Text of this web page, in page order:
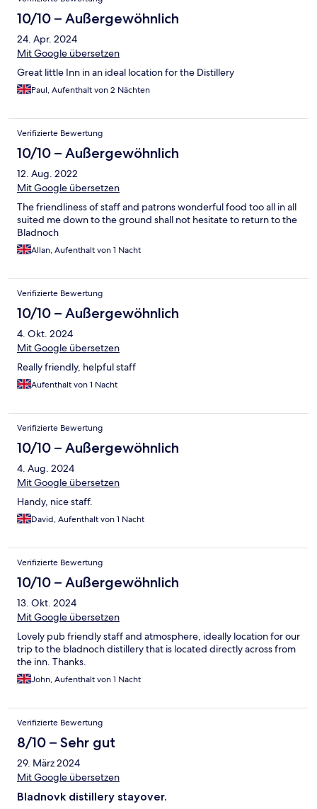
10/10 – Außergewöhnlich
24. Apr. 2024
Mit Google übersetzen
Great little Inn in an ideal location for the Distillery
Paul, Aufenthalt von 2 Nächten
Verifizierte Bewertung
10/10 – Außergewöhnlich
12. Aug. 2022
Mit Google übersetzen
The friendliness of staff and patrons wonderful food too all in all
suited me down to the ground shall not hesitate to return to the
Bladnoch
Allan, Aufenthalt von 1 Nacht
Verifizierte Bewertung
10/10 – Außergewöhnlich
4. Okt. 2024
Mit Google übersetzen
Really friendly, helpful staff
Aufenthalt von 1 Nacht
Verifizierte Bewertung
10/10 – Außergewöhnlich
4. Aug. 2024
Mit Google übersetzen
Handy, nice staff.
David, Aufenthalt von 1 Nacht
Verifizierte Bewertung
10/10 – Außergewöhnlich
13. Okt. 2024
Mit Google übersetzen
Lovely pub friendly staff and atmosphere, ideally location for our
trip to the bladnoch distillery that is located directly across from
the inn. Thanks.
John, Aufenthalt von 1 Nacht
Verifizierte Bewertung
8/10 – Sehr gut
29. März 2024
Mit Google übersetzen
Bladnovk distillery stayover.